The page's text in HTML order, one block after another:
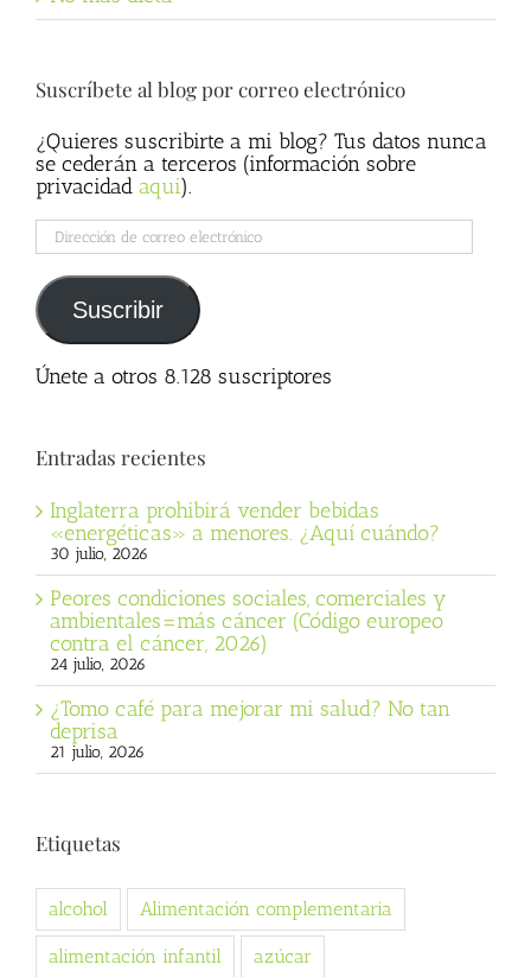
Suscríbete al blog por correo electrónico
¿Quieres suscribirte a mi blog? Tus datos nunca
se cederán a terceros (información sobre
privacidad aqui).
Dirección
de
correo
electrónico
Suscribir
Únete a otros 8.128 suscriptores
Entradas recientes
Inglaterra prohibirá vender bebidas
«energéticas» a menores. ¿Aquí cuándo?
30 julio, 2026
Peores condiciones sociales, comerciales y
ambientales=más cáncer (Código europeo
contra el cáncer, 2026)
24 julio, 2026
¿Tomo café para mejorar mi salud? No tan
deprisa
21 julio, 2026
Etiquetas
alcohol Alimentación complementaria
alimentación infantil azúcar